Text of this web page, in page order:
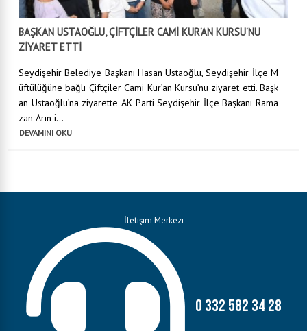
BAŞKAN USTAOĞLU, ÇİFTÇİLER CAMİ KUR’AN KURSU’NU
ZİYARET ETTİ
Seydişehir Belediye Başkanı Hasan Ustaoğlu, Seydişehir İlçe M
üftülüğüne bağlı Çiftçiler Cami Kur’an Kursu’nu ziyaret etti. Başk
an Ustaoğlu’na ziyarette AK Parti Seydişehir İlçe Başkanı Rama
zan Arın i...
DEVAMINI OKU
İletişim Merkezi
0 332 582 34 28